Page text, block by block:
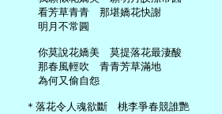
     看芳草青青　那堪嬌花快謝
     明月不常圓
     你莫說花嬌美　莫提落花最淒酸
     那春風輕吹　青青芳草滿地
     為何又偷自怨
   ＊落花令人魂欲斷　桃李爭春競誰艷